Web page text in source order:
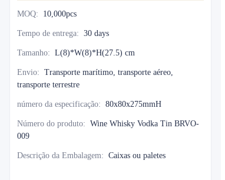
MOQ: 10,000pcs
Tempo de entrega: 30 days
Tamanho: L(8)*W(8)*H(27.5) cm
Envio: Transporte marítimo, transporte aéreo,
transporte terrestre
número da especificação: 80x80x275mmH
Número do produto: Wine Whisky Vodka Tin BRVO-
009
Descrição da Embalagem: Caixas ou paletes